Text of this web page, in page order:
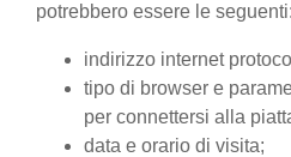
potrebbero essere le seguenti:
indirizzo internet
tipo di browser e
per connettersi alla
data e orario di visita;